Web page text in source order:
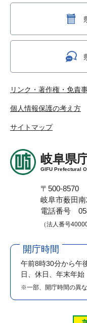
リンク・著作権・免責
個人情報保護の考え方
サイトマップ
岐阜県
GIFU Prefectural
〒500-8570
岐阜市薮田
電話番号
（法人番号
開庁時間
午前8時30分から午
日、休日、年末年始
※一部、開庁時間の異